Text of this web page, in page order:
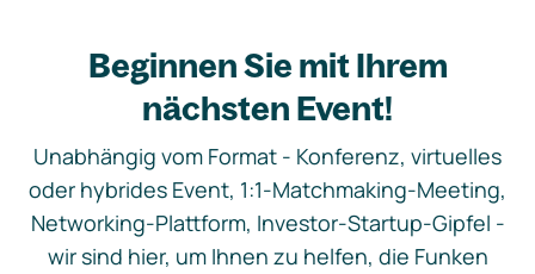
Beginnen Sie mit Ihrem
nächsten Event!
Unabhängig vom Format - Konferenz, virtuelles
oder hybrides Event, 1:1-Matchmaking-Meeting,
Networking-Plattform, Investor-Startup-Gipfel -
wir sind hier, um Ihnen zu helfen, die Funken